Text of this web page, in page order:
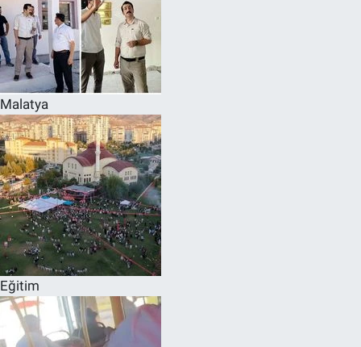
Malatya
Eğitim